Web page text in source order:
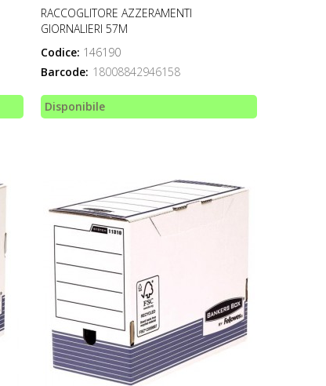
RACCOGLITORE AZZERAMENTI
GIORNALIERI 57M
Codice: 146190
Barcode: 18008842946158
Disponibile